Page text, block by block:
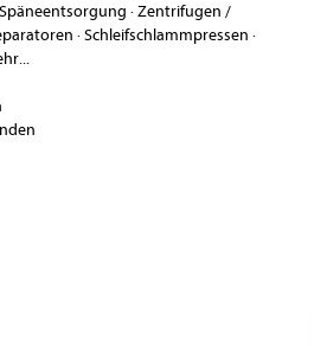
·Zentrifugen /
·Schleifschlammpressen ·